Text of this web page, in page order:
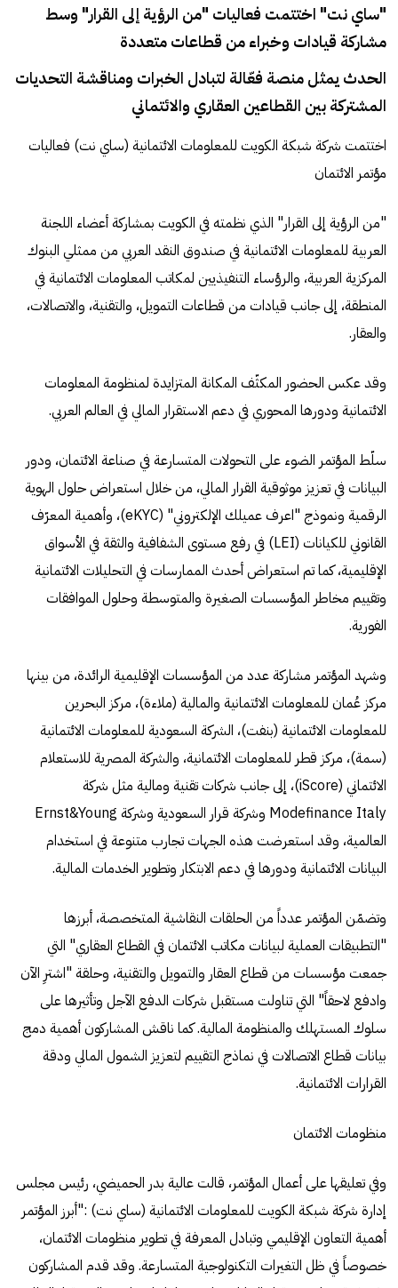
"ساي نت" اختتمت فعاليات "من الرؤية إلى القرار" وسط
مشاركة قيادات وخبراء من قطاعات متعددة
الحدث يمثل منصة فعّالة لتبادل الخبرات ومناقشة التحديات
المشتركة بين القطاعين العقاري والائتماني
اختتمت شركة شبكة الكويت للمعلومات الائتمانية (ساي نت) فعاليات
مؤتمر الائتمان
"من الرؤية إلى القرار" الذي نظمته في الكويت بمشاركة أعضاء اللجنة
العربية للمعلومات الائتمانية في صندوق النقد العربي من ممثلي البنوك
المركزية العربية، والرؤساء التنفيذيين لمكاتب المعلومات الائتمانية في
المنطقة، إلى جانب قيادات من قطاعات التمويل، والتقنية، والاتصالات،
والعقار.
وقد عكس الحضور المكثّف المكانة المتزايدة لمنظومة المعلومات
الائتمانية ودورها المحوري في دعم الاستقرار المالي في العالم العربي.
سلّط المؤتمر الضوء على التحولات المتسارعة في صناعة الائتمان، ودور
البيانات في تعزيز موثوقية القرار المالي، من خلال استعراض حلول الهوية
الرقمية ونموذج "اعرف عميلك الإلكتروني" (eKYC)، وأهمية المعرّف
القانوني للكيانات (LEI) في رفع مستوى الشفافية والثقة في الأسواق
الإقليمية، كما تم استعراض أحدث الممارسات في التحليلات الائتمانية
وتقييم مخاطر المؤسسات الصغيرة والمتوسطة وحلول الموافقات
الفورية.
وشهد المؤتمر مشاركة عدد من المؤسسات الإقليمية الرائدة، من بينها
مركز عُمان للمعلومات الائتمانية والمالية (ملاءة)، مركز البحرين
للمعلومات الائتمانية (بنفت)، الشركة السعودية للمعلومات الائتمانية
(سمة)، مركز قطر للمعلومات الائتمانية، والشركة المصرية للاستعلام
الائتماني (iScore)، إلى جانب شركات تقنية ومالية مثل شركة
Modefinance Italy وشركة قرار السعودية وشركة Ernst&Young
العالمية، وقد استعرضت هذه الجهات تجارب متنوعة في استخدام
البيانات الائتمانية ودورها في دعم الابتكار وتطوير الخدمات المالية.
وتضمّن المؤتمر عدداً من الحلقات النقاشية المتخصصة، أبرزها
"التطبيقات العملية لبيانات مكاتب الائتمان في القطاع العقاري" التي
جمعت مؤسسات من قطاع العقار والتمويل والتقنية، وحلقة "اشترِ الآن
وادفع لاحقاً" التي تناولت مستقبل شركات الدفع الآجل وتأثيرها على
سلوك المستهلك والمنظومة المالية. كما ناقش المشاركون أهمية دمج
بيانات قطاع الاتصالات في نماذج التقييم لتعزيز الشمول المالي ودقة
القرارات الائتمانية.
منظومات الائتمان
وفي تعليقها على أعمال المؤتمر، قالت عالية بدر الحميضي، رئيس مجلس
إدارة شركة شبكة الكويت للمعلومات الائتمانية (ساي نت) :"أبرز المؤتمر
أهمية التعاون الإقليمي وتبادل المعرفة في تطوير منظومات الائتمان،
خصوصاً في ظل التغيرات التكنولوجية المتسارعة. وقد قدم المشاركون